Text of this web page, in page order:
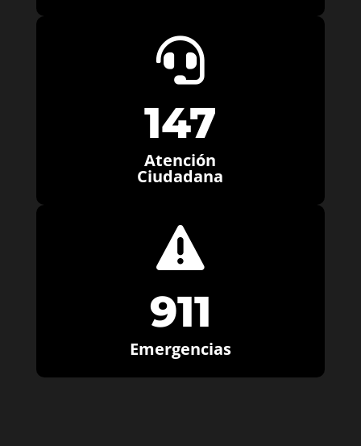

147
Atención
Ciudadana

911
Emergencias